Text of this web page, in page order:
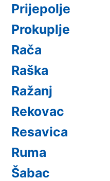
Prijepolje
Prokuplje
Rača
Raška
Ražanj
Rekovac
Resavica
Ruma
Šabac